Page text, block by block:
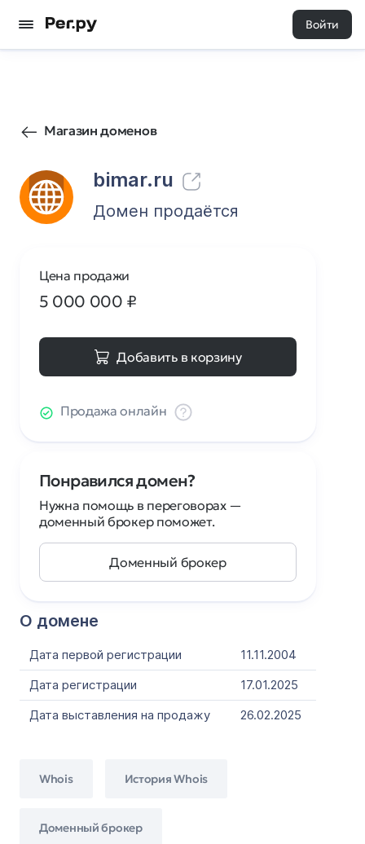
Войти
Магазин доменов
bimar.ru
315 0
Домен продаётся
О домене
Дата первой регистрации
11.11.2004
Дата регистрации
17.01.2025
Дата выставления на продажу
26.02.2025
Whois История Whois
Доменный брокер
Цена продажи
5 000 000 ₽
Добавить в корзину
Продажа онлайн
Понравился домен?
Нужна помощь в переговорах —
доменный брокер поможет.
Доменный брокер